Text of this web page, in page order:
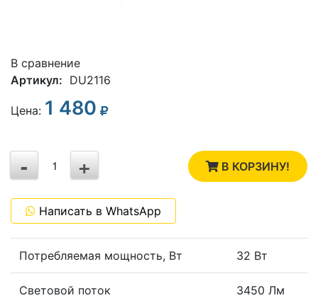
В сравнение
Артикул: DU2116
Цена: 1 480
1
-1
+
- В КОРЗИНУ!
Написать в WhatsApp
Потребляемая мощность, Вт 32 Вт
Световой поток 3450 Лм